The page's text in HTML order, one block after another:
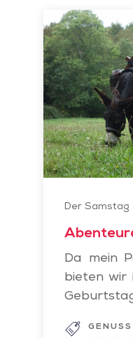
Abenteurer
von
Natur
aus
Der Samstag
Da mein
bieten wir